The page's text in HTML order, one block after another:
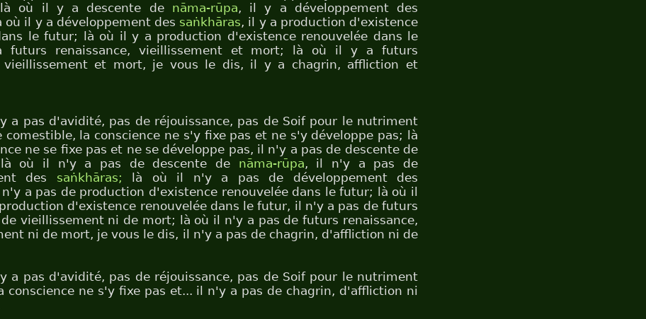
là où il y a descente de nāma-rūpa, il y a développement des
où il y a développement des saṅkhāras, il y a production d'existence
le futur; là où il y a production d'existence renouvelée dans le
renaissance, vieillissement et mort; là où il y a futurs
vieillissement et mort, je vous le dis, il y a chagrin, affliction et
a pas d'avidité, pas de réjouissance, pas de Soif pour le nutriment
comestible, la conscience ne s'y fixe pas et ne s'y développe pas; là
ne se fixe pas et ne se développe pas, il n'y a pas de descente de
là où il n'y a pas de descente de nāma-rūpa, il n'y a pas de
des saṅkhāras; là où il n'y a pas de développement des
n'y a pas de production d'existence renouvelée dans le futur; là où il
d'existence renouvelée dans le futur, il n'y a pas de futurs
de vieillissement ni de mort; là où il n'y a pas de futurs renaissance,
ni de mort, je vous le dis, il n'y a pas de chagrin, d'affliction ni de
a pas d'avidité, pas de réjouissance, pas de Soif pour le nutriment
conscience ne s'y fixe pas et... il n'y a pas de chagrin, d'affliction ni